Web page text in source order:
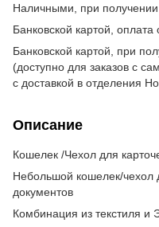
Наличными, при получении
Банковской картой, оплата
Банковской картой, при
(доступно для заказов с
с доставкой в отделения
Описание
Кошелек /Чехол для
Небольшой кошелек/чехол
документов
Комбинация из текстиля и